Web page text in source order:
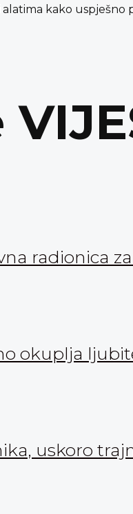
kako
radionica
okuplja
uskoro